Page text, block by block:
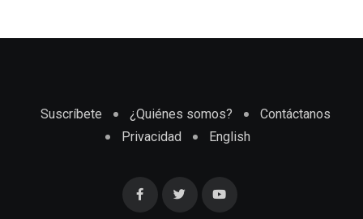
Suscríbete ¿Quiénes somos?
Contáctanos
Privacidad
English